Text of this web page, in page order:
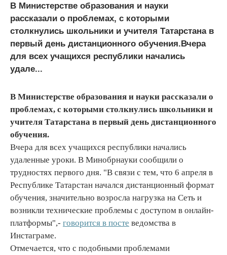
В Министерстве образования и науки
рассказали о проблемах, с которыми
столкнулись школьники и учителя Татарстана в
первый день дистанционного обучения.Вчера
для всех учащихся республики начались
удале...
В Министерстве образования и науки рассказали о
проблемах, с которыми столкнулись школьники и
учителя Татарстана в первый день дистанционного
обучения.
Вчера для всех учащихся республики начались
удаленные уроки. В Минобрнауки сообщили о
трудностях первого дня. "В связи с тем, что 6 апреля в
Республике Татарстан начался дистанционный формат
обучения, значительно возросла нагрузка на Сеть и
возникли технические проблемы с доступом в онлайн-
платформы",- говорится в посте ведомства в
Инстаграме.
Отмечается, что с подобными проблемами